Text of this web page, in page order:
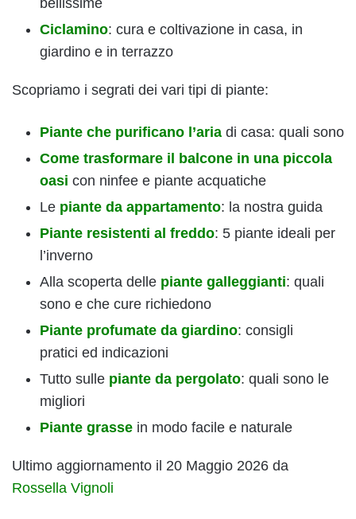
bellissime
Ciclamino: cura e coltivazione in casa, in
giardino e in terrazzo
Scopriamo i segrati dei vari tipi di piante:
Piante che purificano l’aria di casa: quali sono
Come trasformare il balcone in una piccola
oasi con ninfee e piante acquatiche
Le piante da appartamento: la nostra guida
Piante resistenti al freddo: 5 piante ideali per
l’inverno
Alla scoperta delle piante galleggianti: quali
sono e che cure richiedono
Piante profumate da giardino: consigli
pratici ed indicazioni
Tutto sulle piante da pergolato: quali sono le
migliori
Piante grasse in modo facile e naturale
Ultimo aggiornamento il 20 Maggio 2026 da
Rossella Vignoli